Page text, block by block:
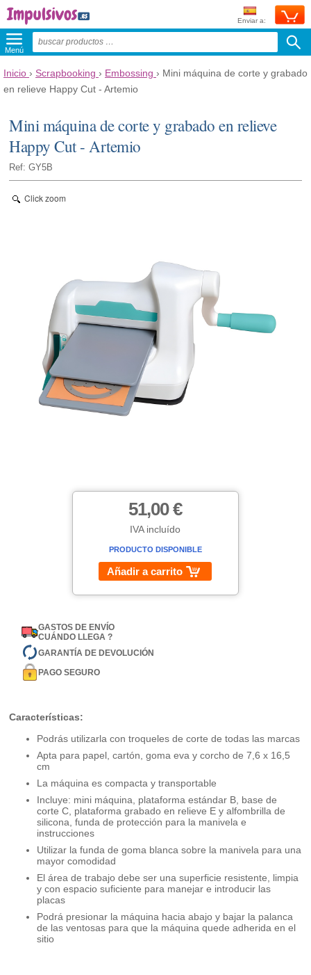
Enviar a:
Menú
Inicio › Scrapbooking › Embossing › Mini máquina de corte y grabado
en relieve Happy Cut - Artemio
Mini máquina de corte y grabado en relieve
Happy Cut - Artemio
Ref: GY5B
Click zoom
51,00 €
IVA incluído
PRODUCTO DISPONIBLE
Añadir a carrito
GASTOS DE ENVÍO
CUÁNDO LLEGA ?
GARANTÍA DE DEVOLUCIÓN
PAGO SEGURO
Características:
Podrás utilizarla con troqueles de corte de todas las marcas
Apta para papel, cartón, goma eva y corcho de 7,6 x 16,5
cm
La máquina es compacta y transportable
Incluye: mini máquina, plataforma estándar B, base de
corte C, plataforma grabado en relieve E y alfombrilla de
silicona, funda de protección para la manivela e
instrucciones
Utilizar la funda de goma blanca sobre la manivela para una
mayor comodidad
El área de trabajo debe ser una superficie resistente, limpia
y con espacio suficiente para manejar e introducir las
placas
Podrá presionar la máquina hacia abajo y bajar la palanca
de las ventosas para que la máquina quede adherida en el
sitio